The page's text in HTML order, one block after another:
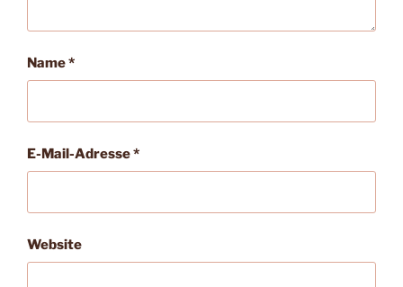
Name*
E-Mail-Adresse*
Website